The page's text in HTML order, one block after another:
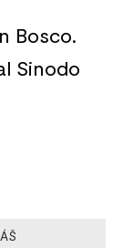
Bosco.
Sinodo